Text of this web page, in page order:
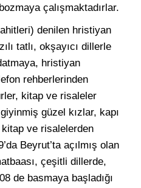
çalışmaktadırlar.
denilen hristiyan
tatlı, okşayıcı dillerle
hristiyan
rehberlerinden
kitap ve risaleler
güzel kızlar, kapı
ve risalelerden
Beyrut’ta açılmış olan
çeşitli dillerde,
de basmaya başladığı